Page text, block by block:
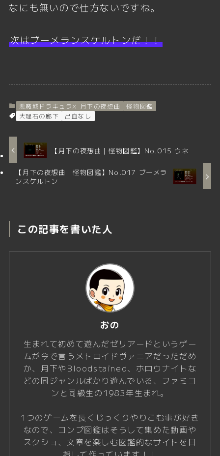
なにも無いので仕方ないですね。
次はブーメランスケルトンだ！！
悪魔城ドラキュラX 月下の夜想曲
怪物図鑑
大理石の廊下
出血なし
【月下の夜想曲｜怪物図鑑】No.015 ウネ
【月下の夜想曲｜怪物図鑑】No.017 ブーメラ
ンスケルトン
この記事を書いた人
おの
生まれて初めて遊んだゼリアードというゲー
ムが今で言うメトロイドヴァニアだっただめ
か、月下やBloodstained、ホロウナイトな
どの同ジャンルばかり遊んでいる、ファミコ
ンと同級生の1983年生まれ。
1つのゲームを長くじっくりやりこむ事が好き
なので、コンプ図鑑はそうして集めた動画や
スクショ、文章を楽しむ図鑑的なサイトを目